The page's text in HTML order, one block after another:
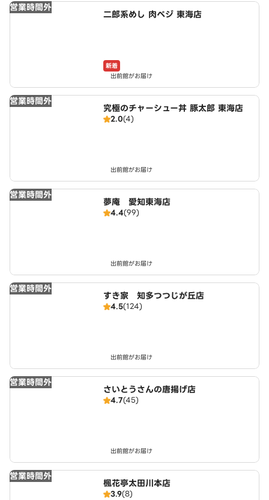
営業時間外
二郎系めし 肉ベジ 東海店
新着
出前館がお届け
営業時間外
究極のチャーシュー丼 豚太郎 東海店
2.0(4)
出前館がお届け
営業時間外
夢庵 愛知東海店
4.4(99)
出前館がお届け
営業時間外
すき家 知多つつじが丘店
4.5(124)
出前館がお届け
営業時間外
さいとうさんの唐揚げ店
4.7(45)
出前館がお届け
営業時間外
楓花亭太田川本店
3.9(8)